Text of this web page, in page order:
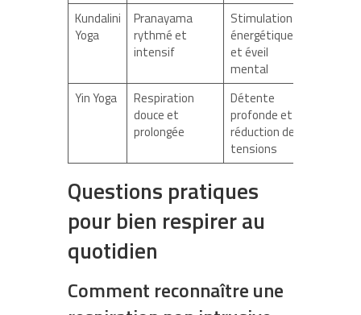
Kundalini
Yoga
Pranayama
rythmé et
intensif
Stimulation
énergétique
et éveil
mental
Yin Yoga
Respiration
douce et
prolongée
Détente
profonde et
réduction des
tensions
Questions pratiques
pour bien respirer au
quotidien
Comment reconnaître une